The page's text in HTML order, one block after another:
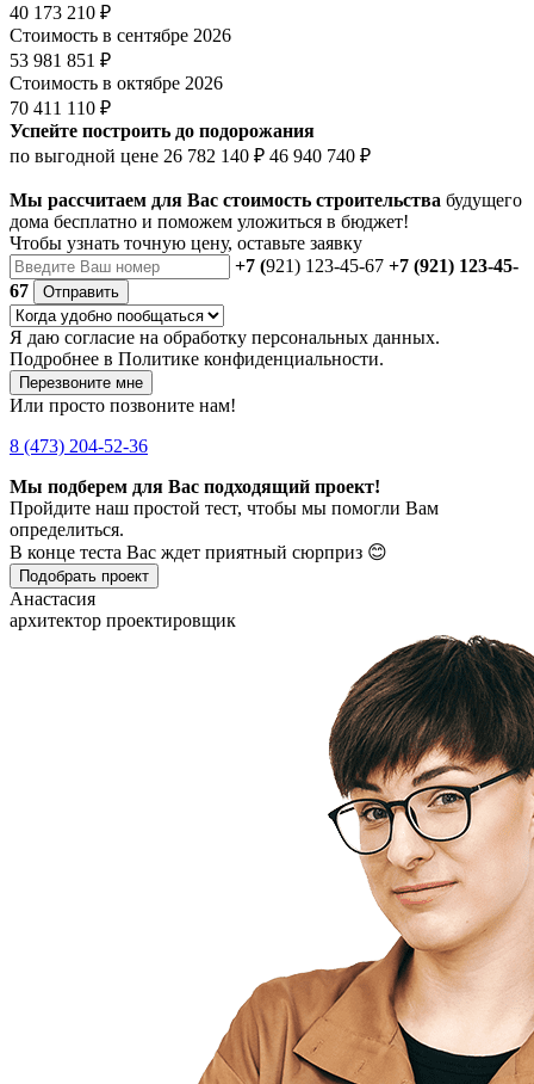
40 173 210 ₽
Стоимость в сентябре 2026
53 981 851 ₽
Стоимость в октябре 2026
70 411 110 ₽
Успейте построить до подорожания
по выгодной цене 26 782 140 ₽ 46 940 740 ₽
Мы рассчитаем для Вас стоимость строительства будущего
дома бесплатно и поможем уложиться в бюджет!
Чтобы узнать точную цену, оставьте заявку
+7 (921) 123-45-67 +7 (921) 123-45-
67
Отправить
Я даю согласие на обработку персональных данных.
Подробнее в Политике конфиденциальности.
Перезвоните мне
Или просто позвоните нам!
8 (473) 204-52-36
Мы подберем для Вас подходящий проект!
Пройдите наш простой тест, чтобы мы помогли Вам
определиться.
В конце теста Вас ждет приятный сюрприз 😊
Подобрать проект
Анастасия
архитектор проектировщик